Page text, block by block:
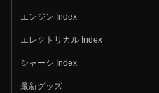
エンジン Index
エレクトリカル Index
シャーシ Index
最新グッズ